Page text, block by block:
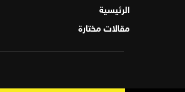
الرئيسية
مقالات مختارة